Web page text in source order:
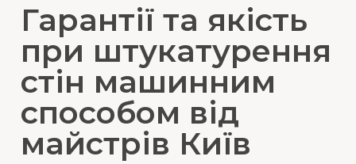
Гарантії та якість
при штукатурення
стін машинним
способом від
майстрів Київ